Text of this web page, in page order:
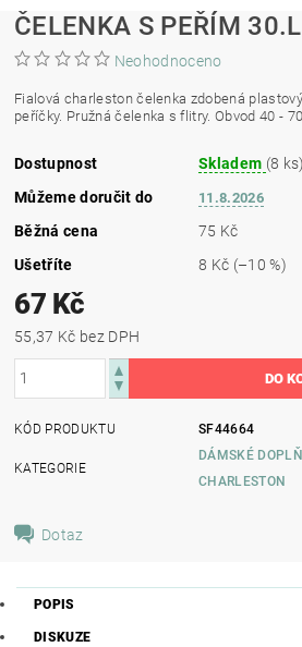
ČELENKA S PEŘÍM
Neohodnoceno
Fialová charleston čelenka zdobená
peříčky. Pružná čelenka s flitry. Obvod 40 -
Dostupnost Skladem (8 ks)
Můžeme doručit do
11.8.2026
Běžná cena
75 Kč
Ušetříte
8 Kč (–10 %)
67 Kč
55,37 Kč bez DPH
KÓD PRODUKTU SF44664
KATEGORIE
DÁMSKÉ
CHARLESTON
Dotaz
POPIS
DISKUZE